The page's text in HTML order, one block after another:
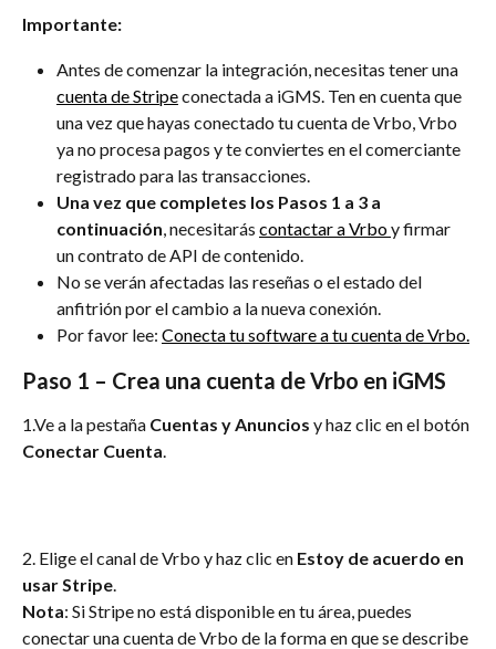
Importante:
Antes de comenzar la integración, necesitas tener una
cuenta de Stripe conectada a iGMS. Ten en cuenta que
una vez que hayas conectado tu cuenta de Vrbo, Vrbo
ya no procesa pagos y te conviertes en el comerciante
registrado para las transacciones.
Una vez que completes los Pasos 1 a 3 a
continuación, necesitarás contactar a Vrbo y firmar
un contrato de API de contenido.
No se verán afectadas las reseñas o el estado del
anfitrión por el cambio a la nueva conexión.
Por favor lee: Conecta tu software a tu cuenta de Vrbo.
Paso 1 – Crea una cuenta de Vrbo en iGMS
1.Ve a la pestaña Cuentas y Anuncios y haz clic en el botón
Conectar Cuenta.
2. Elige el canal de Vrbo y haz clic en Estoy de acuerdo en
usar Stripe.
Nota: Si Stripe no está disponible en tu área, puedes
conectar una cuenta de Vrbo de la forma en que se describe